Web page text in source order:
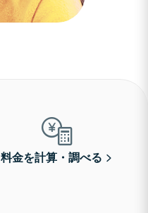
料金を計算・調べる